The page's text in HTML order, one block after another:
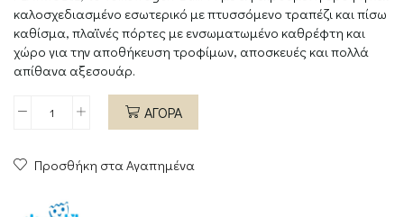
καλοσχεδιασμένο εσωτερικό με πτυσσόμενο τραπέζι και πίσω
καθίσμα, πλαϊνές πόρτες με ενσωματωμένο καθρέφτη και
χώρο για την αποθήκευση τροφίμων, αποσκευές και πολλά
απίθανα αξεσουάρ.
Volkswagen
T1
ΑΓΟΡΑ
Προσθήκη στα Αγαπημένα